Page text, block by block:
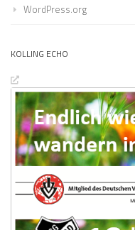
WordPress.org
KOLLING ECHO